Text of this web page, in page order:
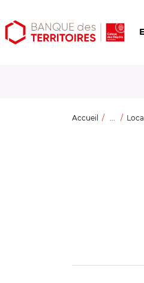
Aller
au
Aller
au
Ouvrir
les
Accueil ...